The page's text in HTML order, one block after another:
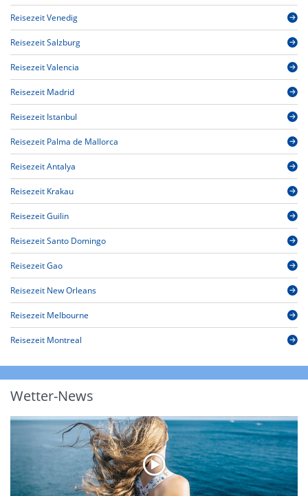
Reisezeit Venedig
Reisezeit Salzburg
Reisezeit Valencia
Reisezeit Madrid
Reisezeit Istanbul
Reisezeit Palma de Mallorca
Reisezeit Antalya
Reisezeit Krakau
Reisezeit Guilin
Reisezeit Santo Domingo
Reisezeit Gao
Reisezeit New Orleans
Reisezeit Melbourne
Reisezeit Montreal
Wetter-News